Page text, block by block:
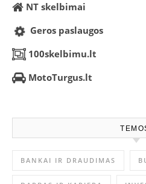
NT skelbimai
Geros paslaugos
100skelbimu.lt
MotoTurgus.lt
BANKAI IR DRAUDIMAS